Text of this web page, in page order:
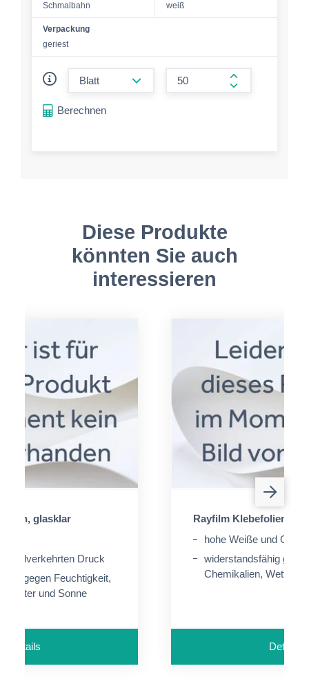
Schmalbahn
weiß
Verpackung
geriest
form.increase-
Berechnen
Diese Produkte
könnten Sie auch
interessieren
glasklar
Druck
gegen Feuchtigkeit,
Wetter und Sonne
Details
Rayfilm Klebefolien,
hohe Weiße und
widerstandsfähig
Chemikalien, Wetter
Details